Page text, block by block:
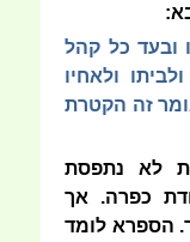
ובעד כל קהל
ולאחיו
זה הקטרת
לא נתפסת
כפרה. אך
הספרא לומד